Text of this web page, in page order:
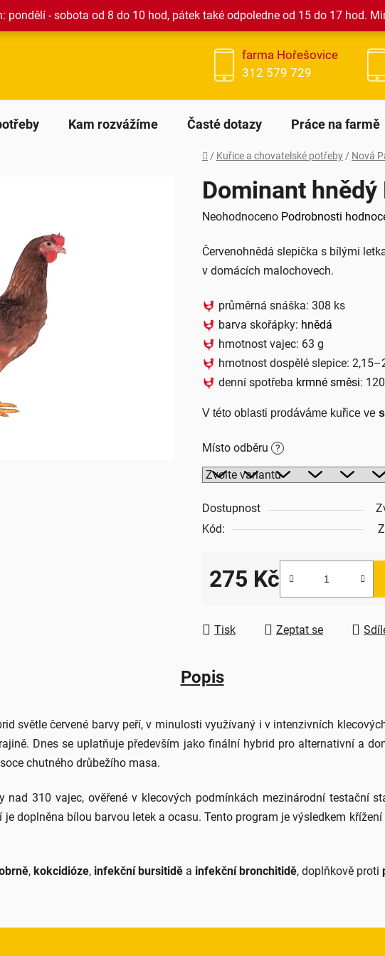
pondělí - sobota od 8 do 10 hod, pátek také odpoledne od 15 do 17 hod.
farma Hořešovice
312 579 729
Kam rozvážíme Časté dotazy Práce na farmě
Domů
/ Kuřice a chovatelské potřeby / Nová
Dominant hnědý
Průměrné
produktu
je
z
5
hvězdiček.
Neohodnoceno Podrobnosti
Červenohnědá slepička s bílými
v domácích malochovech.
průměrná snáška: 308 ks
barva skořápky: hnědá
hmotnost vajec: 63 g
hmotnost dospělé slepice:
denní spotřeba krmné směsi:
V této oblasti prodáváme kuřice ve
Místo odběru ?
Dostupnost
Kód:
275 Kč
Tisk Zeptat se
Popis
světle červené barvy peří, v minulosti využívaný i v intenzivních
Dnes se uplatňuje především jako finální hybrid pro alternativní a
chutného drůbežího masa.
nad 310 vajec, ověřené v klecových podmínkách mezinárodní testační
doplněna bílou barvou letek a ocasu. Tento program je výsledkem
, kokcidióze, infekční bursitidě a infekční bronchitidě, doplňkově proti